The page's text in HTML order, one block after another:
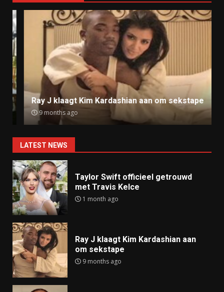
Ray J klaagt Kim Kardashian aan om sekstape
9 months ago
LATEST NEWS
Taylor Swift officieel getrouwd
met Travis Kelce
1 month ago
Ray J klaagt Kim Kardashian aan
om sekstape
9 months ago